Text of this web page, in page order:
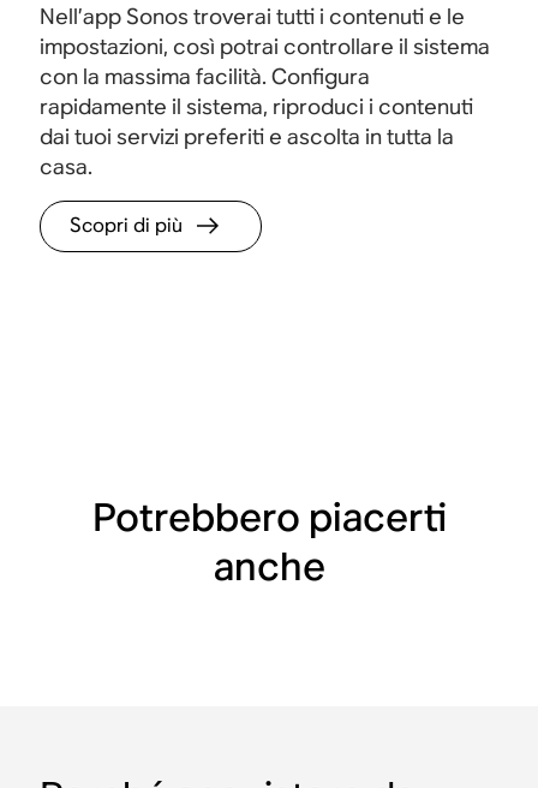
Nell’app Sonos troverai tutti i contenuti e le
impostazioni, così potrai controllare il sistema
con la massima facilità. Configura
rapidamente il sistema, riproduci i contenuti
dai tuoi servizi preferiti e ascolta in tutta la
casa.
Scopri di più
Potrebbero piacerti
anche